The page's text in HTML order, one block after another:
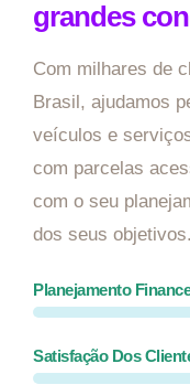
grandes
Com milhares de
Brasil, ajudamos
veículos e
com parcelas
com o seu
dos seus objetivos.
Planejamento
Satisfação Dos